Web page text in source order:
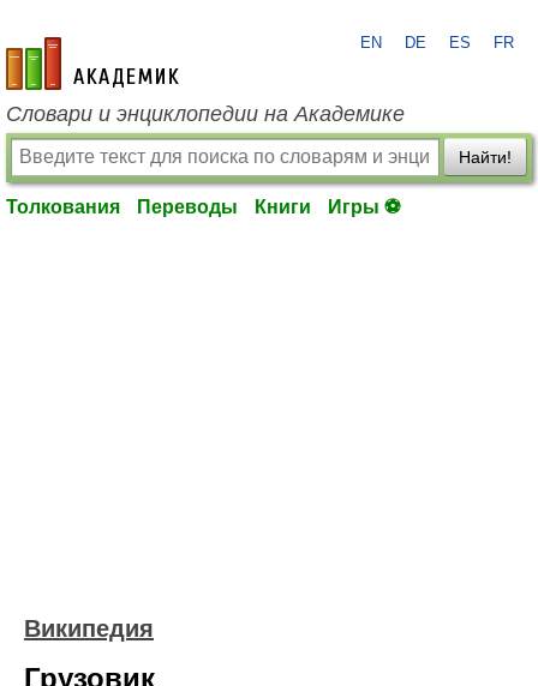
academic.ru
EN DE ES FR
Словари и энциклопедии на Академике
Найти!
Толкования Переводы Книги Игры ⚽
Википедия
Грузовик